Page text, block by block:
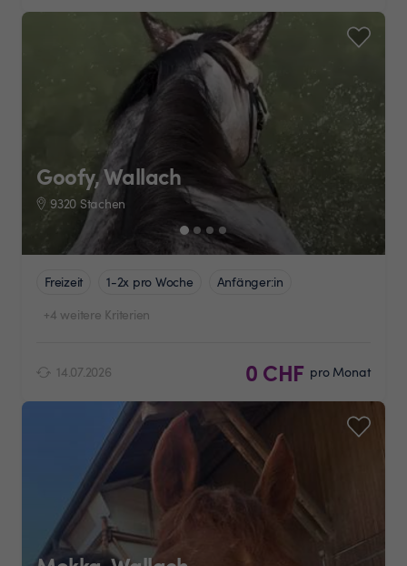
Goofy, Wallach
9320 Stachen
Freizeit 1-2x pro Woche
Anfänger:in
+4 weitere Kriterien
14.07.2026 0 CHF pro Monat